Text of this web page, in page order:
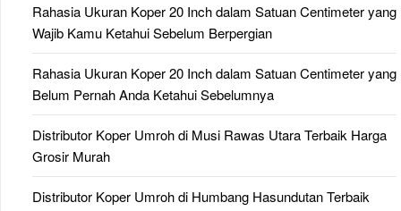
Rahasia Ukuran Koper 20 Inch dalam Satuan Centimeter yang
Wajib Kamu Ketahui Sebelum Berpergian
Rahasia Ukuran Koper 20 Inch dalam Satuan Centimeter yang
Belum Pernah Anda Ketahui Sebelumnya
Distributor Koper Umroh di Musi Rawas Utara Terbaik Harga
Grosir Murah
Distributor Koper Umroh di Humbang Hasundutan Terbaik